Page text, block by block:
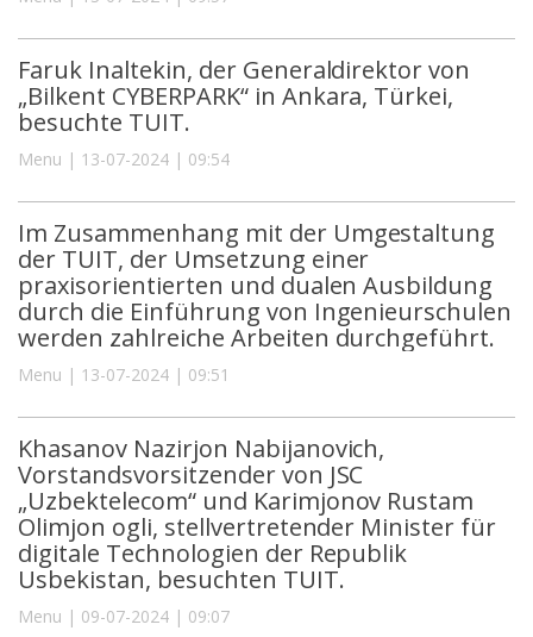
Faruk Inaltekin, der Generaldirektor von
„Bilkent CYBERPARK“ in Ankara, Türkei,
besuchte TUIT.
Menu | 13-07-2024 | 09:54
Im Zusammenhang mit der Umgestaltung
der TUIT, der Umsetzung einer
praxisorientierten und dualen Ausbildung
durch die Einführung von Ingenieurschulen
werden zahlreiche Arbeiten durchgeführt.
Menu | 13-07-2024 | 09:51
Khasanov Nazirjon Nabijanovich,
Vorstandsvorsitzender von JSC
„Uzbektelecom“ und Karimjonov Rustam
Olimjon ogli, stellvertretender Minister für
digitale Technologien der Republik
Usbekistan, besuchten TUIT.
Menu | 09-07-2024 | 09:07